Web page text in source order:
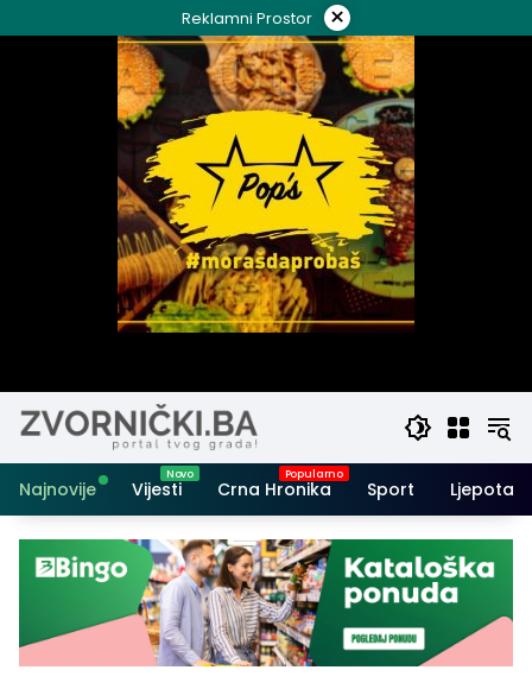
to
Reklamni Prostor ×
Najnovije Vijesti Crna Hronika Sport Ljepota i